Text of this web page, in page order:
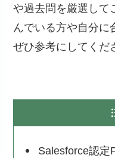
や過去問を厳選して
んでいる方や自分に
ぜひ参考にしてくだ
Salesforce認定